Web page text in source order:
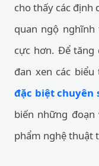
cho thấy các định
quan ngộ
cực hơn. Để tăng
đan xen các
đặc biệt chuyên
biến những
phẩm nghệ thuật